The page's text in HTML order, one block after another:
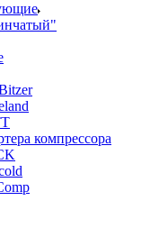
компрессора